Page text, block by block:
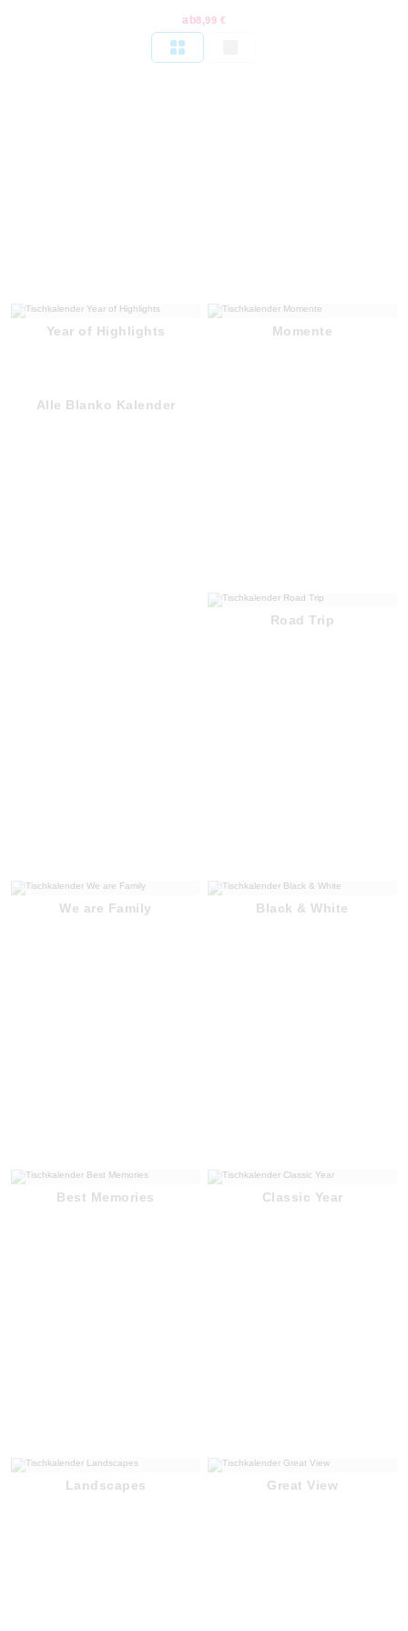
ab8,99 €
Year of Highlights Momente
Road Trip
We are Family Black & White
Best Memories Classic Year
Landscapes Great View
Alle Blanko Kalender